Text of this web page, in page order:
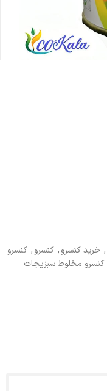
, خرید کنسرو, کنسرو, کنسرو
کنسرو مخلوط سبزیجات